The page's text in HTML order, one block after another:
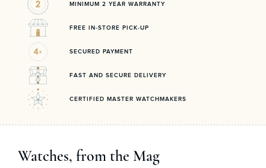
MINIMUM 2 YEAR WARRANTY
FREE IN-STORE PICK-UP
SECURED PAYMENT
FAST AND SECURE DELIVERY
CERTIFIED MASTER WATCHMAKERS
Watches, from the Mag